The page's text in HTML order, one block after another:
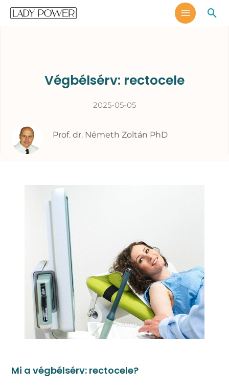
Skip
MAIN
MENU
Végbélsérv: rectocele
2025-05-05
Prof. dr. Németh Zoltán PhD
Mi a végbélsérv: rectocele?